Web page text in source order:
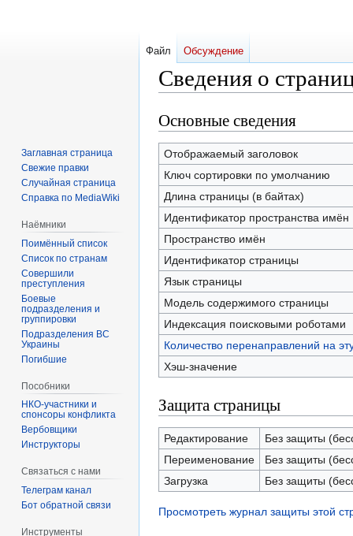
Сведения о
Перейти
к
навигации
Перейти
к
поиску
Основные сведения
Отображаемый заголовок
Ключ сортировки по умолчанию
Длина страницы (в байтах)
Идентификатор пространства имён
Пространство имён
Идентификатор страницы
Язык страницы
Модель содержимого страницы
Индексация поисковыми роботами
Количество перенаправлений на
Хэш-значение
Защита страницы
Редактирование
Без защиты
Переименование
Без защиты
Загрузка
Без защиты
Просмотреть журнал защиты этой
Файл Обсуждение
Заглавная страница
Свежие правки
Случайная страница
Справка по MediaWiki
Наёмники
Поимённый список
Список по странам
Совершили
преступления
Боевые
подразделения и
группировки
Подразделения ВС
Украины
Погибшие
Пособники
спонсоры конфликта
‏‎Вербовщики
Инструкторы
Связаться с нами
Телеграм канал
Бот обратной связи
Инструменты